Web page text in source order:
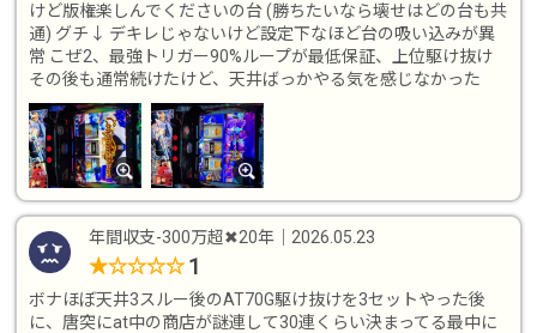
けど版権楽しんでくださいの台 (勝ちたいなら壊せはどの台も共
通) グチ↓ デキレじゃないけど設定下なほど台の吸い込みが異
常 こぜ2、最強トリガー90%ループが最低保証、上位駆け抜け
その後も通常続けたけど、天井ばっかやる気を感じなかった
年間収支-300万超✖︎20年 2026.05.23
★☆☆☆☆ 1
ボナほぼ天井3スルー後のAT70G駆け抜けを3セットやった後
に、唐突にat中の商店が謎連して30連くらい決まってる最中に